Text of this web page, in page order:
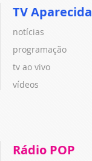
TV Aparecida
notícias
programação
tv ao vivo
vídeos
Rádio POP